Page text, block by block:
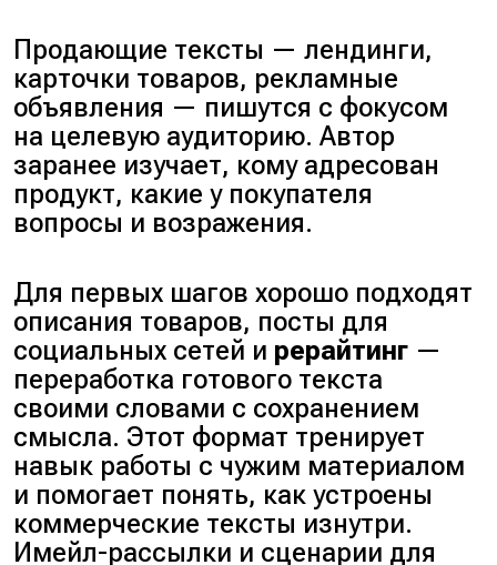
Продающие тексты —лендинги,
карточки товаров, рекламные
объявления — пишутся с фокусом
на целевую аудиторию. Автор
заранее изучает, кому адресован
продукт, какие у покупателя
вопросы и возражения.
Для первых шагов хорошо подходят
описания товаров, посты для
социальных сетей и рерайтинг —
переработка готового текста
своими словами с сохранением
смысла. Этот формат тренирует
навык работы с чужим материалом
и помогает понять, как устроены
коммерческие тексты изнутри.
Имейл-рассылки и сценарии для